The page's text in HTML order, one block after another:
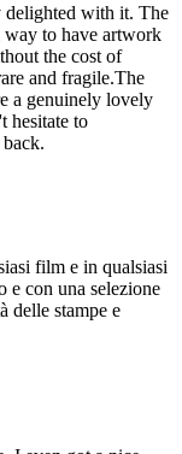
delighted with it. The
way to have artwork
the cost of
and fragile.The
a genuinely lovely
hesitate to
film e in qualsiasi
e con una selezione
delle stampe e